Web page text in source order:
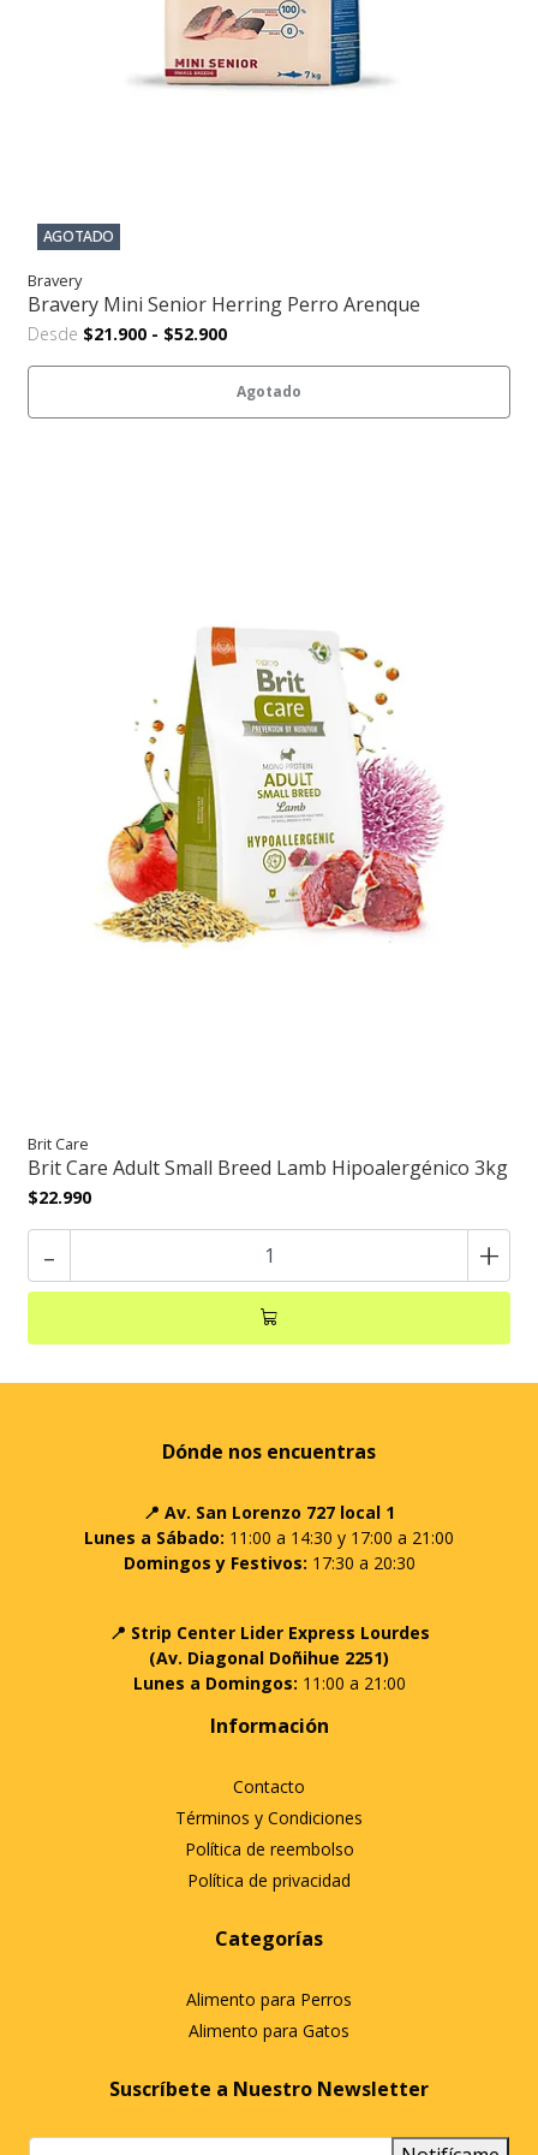
AGOTADO
Bravery
Bravery Mini Senior Herring Perro Arenque
Desde $21.900 - $52.900
Agotado
Brit Care
Brit Care Adult Small Breed Lamb Hipoalergénico 3kg
$22.990
- +
Dónde nos encuentras
📍 Av. San Lorenzo 727 local 1
Lunes a Sábado: 11:00 a 14:30 y 17:00 a 21:00
Domingos y Festivos: 17:30 a 20:30
📍 Strip Center Lider Express Lourdes
(Av. Diagonal Doñihue 2251)
Lunes a Domingos: 11:00 a 21:00
Información
Contacto
Términos y Condiciones
Política de reembolso
Política de privacidad
Categorías
Alimento para Perros
Alimento para Gatos
Suscríbete a Nuestro Newsletter